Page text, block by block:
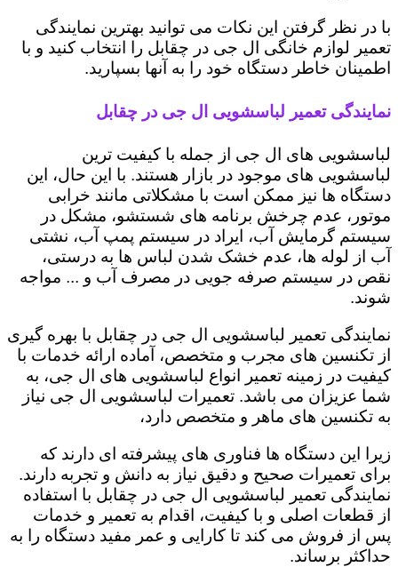
با در نظر گرفتن این نکات می توانید بهترین نمایندگی
تعمیر لوازم خانگی ال جی در چقابل را انتخاب کنید و با
اطمینان خاطر دستگاه خود را به آنها بسپارید.
نمایندگی تعمیر لباسشویی ال جی در چقابل
لباسشویی های ال جی از جمله با کیفیت ترین
لباسشویی های موجود در بازار هستند. با این حال، این
دستگاه ها نیز ممکن است با مشکلاتی مانند خرابی
موتور، عدم چرخش برنامه های شستشو، مشکل در
سیستم گرمایش آب، ایراد در سیستم پمپ آب، نشتی
آب از لوله ها، عدم خشک شدن لباس ها به درستی،
نقص در سیستم صرفه جویی در مصرف آب و ... مواجه
شوند.
نمایندگی تعمیر لباسشویی ال جی در چقابل با بهره گیری
از تکنسین های مجرب و متخصص، آماده ارائه خدمات با
کیفیت در زمینه تعمیر انواع لباسشویی های ال جی، به
شما عزیزان می باشد. تعمیرات لباسشویی ال جی نیاز
به تکنسین های ماهر و متخصص دارد،
زیرا این دستگاه ها فناوری های پیشرفته ای دارند که
برای تعمیرات صحیح و دقیق نیاز به دانش و تجربه دارند.
نمایندگی تعمیر لباسشویی ال جی در چقابل با استفاده
از قطعات اصلی و با کیفیت، اقدام به تعمیر و خدمات
پس از فروش می کند تا کارایی و عمر مفید دستگاه را به
حداکثر برساند.